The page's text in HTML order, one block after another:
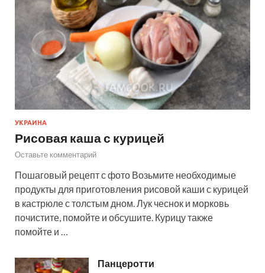
УКРАИНА
Рисовая каша с курицей
Оставьте комментарий
Пошаговый рецепт с фото Возьмите необходимые
продукты для приготовления рисовой каши с курицей
в кастрюле с толстым дном. Лук чеснок и морковь
почистите, помойте и обсушите. Курицу также
помойте и …
Панцеротти